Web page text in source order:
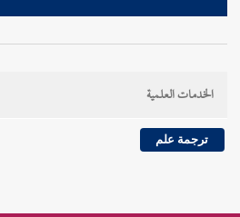
الخدمات العلمية
ترجمة علم